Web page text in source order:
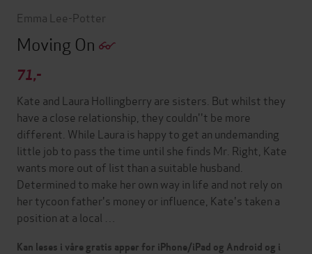
Emma Lee-Potter
Moving On
71,-
Kate and Laura Hollingberry are sisters. But whilst they
have a close relationship, they couldn''t be more
different. While Laura is happy to get an undemanding
little job to pass the time until she finds Mr. Right, Kate
wants more out of list than a suitable husband.
Determined to make her own way in life and not rely on
her tycoon father's money or influence, Kate's taken a
position at a local …
Kan leses i våre gratis apper for iPhone/iPad og Android og i